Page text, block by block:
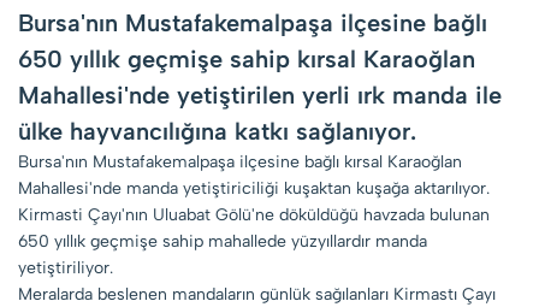
Bursa'nın Mustafakemalpaşa ilçesine bağlı
650 yıllık geçmişe sahip kırsal Karaoğlan
Mahallesi'nde yetiştirilen yerli ırk manda ile
ülke hayvancılığına katkı sağlanıyor.
Bursa'nın Mustafakemalpaşa ilçesine bağlı kırsal Karaoğlan
Mahallesi'nde manda yetiştiriciliği kuşaktan kuşağa aktarılıyor.
Kirmasti Çayı'nın Uluabat Gölü'ne döküldüğü havzada bulunan
650 yıllık geçmişe sahip mahallede yüzyıllardır manda
yetiştiriliyor.
Meralarda beslenen mandaların günlük sağılanları Kirmastı Çayı